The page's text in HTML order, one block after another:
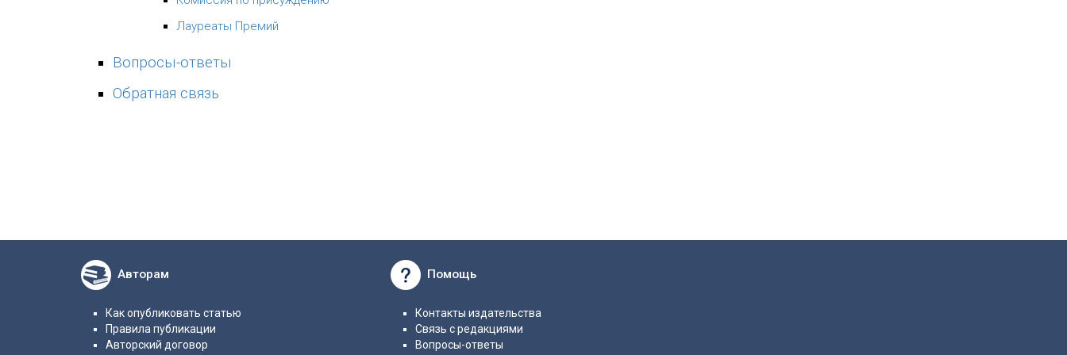
Лауреаты Премий
Вопросы-ответы
Обратная связь
Авторам
Как опубликовать статью
Правила публикации
Авторский договор
Помощь
Контакты издательства
Связь с редакциями
Вопросы-ответы